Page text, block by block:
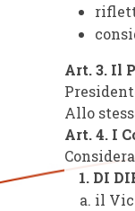
Art. 3. Il
Allo
Art. 4. I
1. DI
il